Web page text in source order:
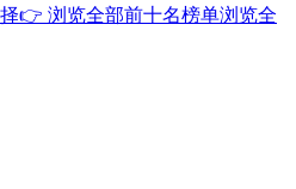
👉 浏览全部前十名榜单浏览全